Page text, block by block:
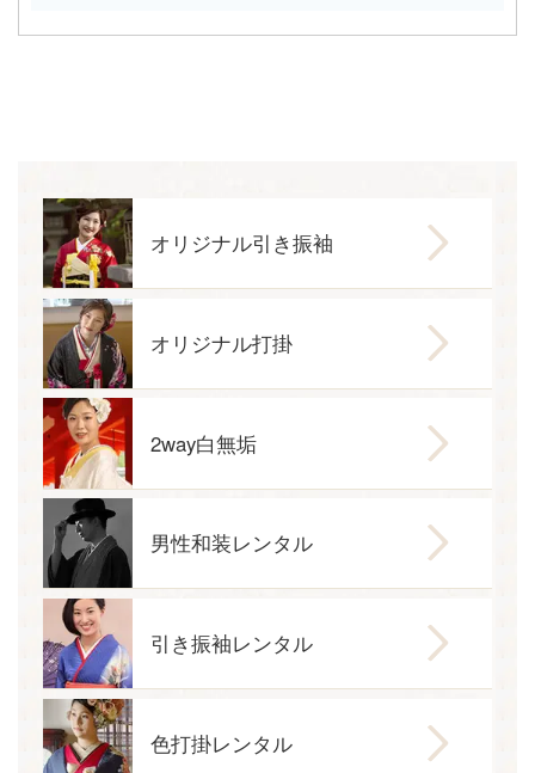
オリジナル引き振袖
オリジナル打掛
2way白無垢
男性和装レンタル
引き振袖レンタル
色打掛レンタル